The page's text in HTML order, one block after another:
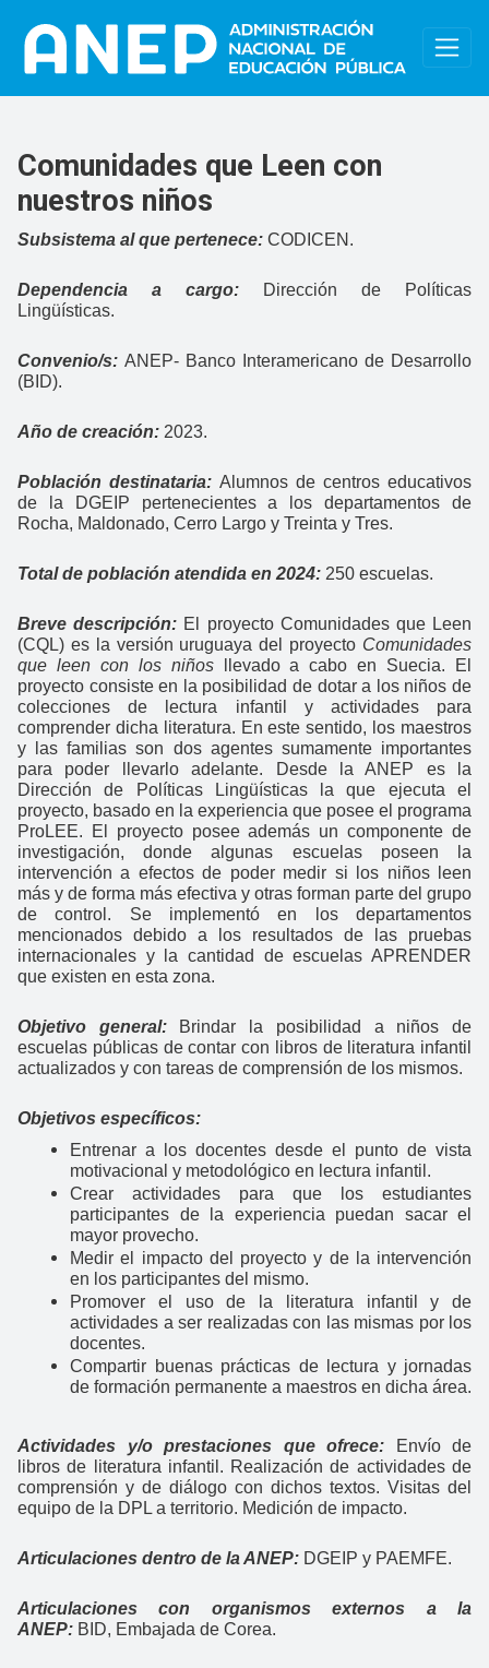
Comunidades que Leen con
nuestros niños
Subsistema al que pertenece: CODICEN.
Dependencia a cargo:
Dirección de Políticas
Lingüísticas.
Convenio/s: ANEP- Banco Interamericano de Desarrollo
(BID).
Año de creación: 2023.
Población destinataria: Alumnos de centros educativos
de la DGEIP pertenecientes a los departamentos de
Rocha, Maldonado, Cerro Largo y Treinta y Tres.
Total de población atendida en 2024: 250 escuelas.
Breve descripción: El proyecto Comunidades que Leen
(CQL) es la versión uruguaya del proyecto Comunidades
que leen con los niñosllevado a cabo en Suecia. El
proyecto consiste en la posibilidad de dotar a los niños de
colecciones de lectura infantil y actividades para
comprender dicha literatura. En este sentido, los maestros
y las familias son dos agentes sumamente importantes
para poder llevarlo adelante. Desde la ANEP es la
Dirección de Políticas Lingüísticas la que ejecuta el
proyecto, basado en la experiencia que posee el programa
ProLEE. El proyecto posee además un componente de
investigación, donde algunas escuelas poseen la
intervención a efectos de poder medir si los niños leen
más y de forma más efectiva y otras forman parte del grupo
de control. Se implementó en los departamentos
mencionados debido a los resultados de las pruebas
internacionales y la cantidad de escuelas APRENDER
que existen en esta zona.
Objetivo general: Brindar la posibilidad a niños de
escuelas públicas de contar con libros de literatura infantil
actualizados y con tareas de comprensión de los mismos.
Objetivos específicos:
Entrenar a los docentes desde el punto de vista
motivacional y metodológico en lectura infantil.
Crear actividades para que los estudiantes
participantes de la experiencia puedan sacar el
mayor provecho.
Medir el impacto del proyecto y de la intervención
en los participantes del mismo.
Promover el uso de la literatura infantil y de
actividades a ser realizadas con las mismas por los
docentes.
Compartir buenas prácticas de lectura y jornadas
de formación permanente a maestros en dicha área.
Actividades y/o prestaciones que ofrece:
Envío de
libros de literatura infantil. Realización de actividades de
comprensión y de diálogo con dichos textos. Visitas del
equipo de la DPL a territorio. Medición de impacto.
Articulaciones dentro de la ANEP: DGEIP y PAEMFE.
Articulaciones con organismos externos a la
ANEP: BID, Embajada de Corea.